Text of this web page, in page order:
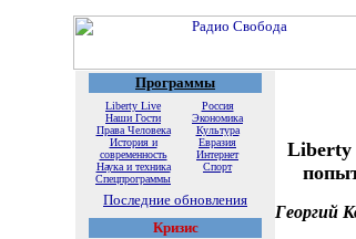
Программы
Liberty Live
Наши Гости
Права Человека
История и
современность
Наука и техника
Спецпрограммы
Россия
Экономика
Культура
Евразия
Интернет
Спорт
Последние обновления
Кризис
Liberty
Георгий